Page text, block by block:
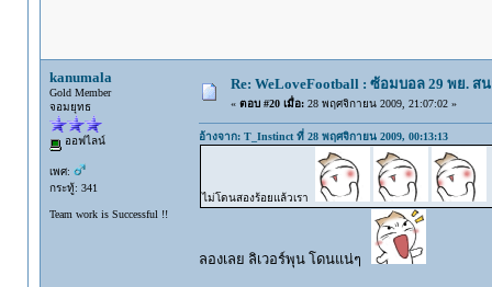
kanumala
Gold Member
จอมยุทธ
ออฟไลน์
เพศ:
กระทู้: 341
Team work is Successful !!
Re: WeLoveFootball : ซ้อมบอล 29 พย. ส
« ตอบ #20 เมื่อ:28 พฤศจิกายน 2009, 21:07:02 »
อ้างจาก: T_Instinct ที่ 28 พฤศจิกายน 2009, 00:13:13
ไม่โดนสองร้อยแล้วเรา
ลองเลย ลิเวอร์พุน โดนแน่ๆ